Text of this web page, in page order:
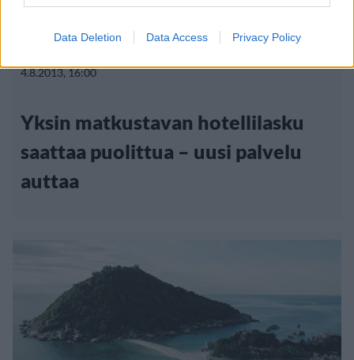
Data Deletion Data Access Privacy Policy
Matkailu Viihdeuutiset
4.8.2013, 16:00
Yksin matkustavan hotellilasku
saattaa puolittua – uusi palvelu
auttaa